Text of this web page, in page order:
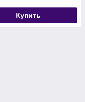
Купить